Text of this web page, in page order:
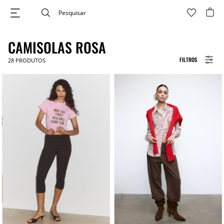
FILTROS
CAMISOLAS ROSA
28 PRODUTOS